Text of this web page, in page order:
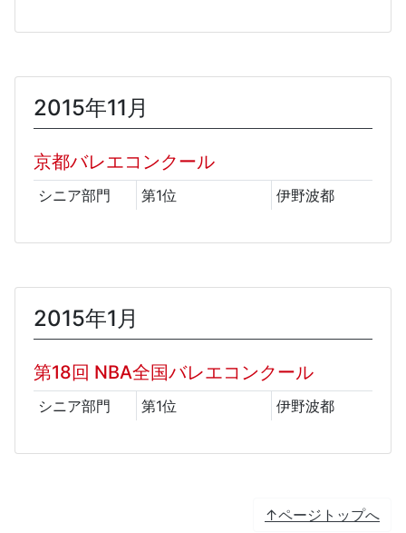
2015年11月
京都バレエコンクール
シニア部門 第1位 伊野波都
2015年1月
第18回 NBA全国バレエコンクール
シニア部門 第1位 伊野波都
↑ページトップへ